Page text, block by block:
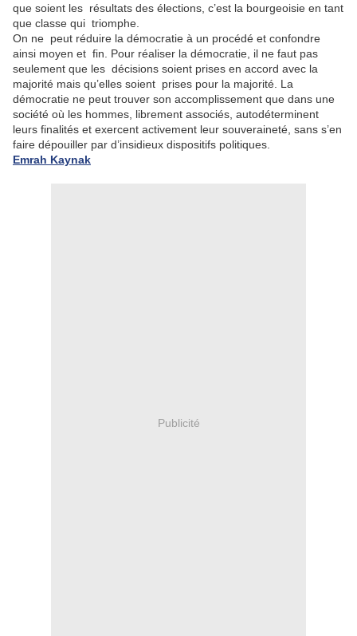
que soient les résultats des élections, c’est la bourgeoisie en tant
que classe qui triomphe.
On ne peut réduire la démocratie à un procédé et confondre
ainsi moyen et fin. Pour réaliser la démocratie, il ne faut pas
seulement que les décisions soient prises en accord avec la
majorité mais qu’elles soient prises pour la majorité. La
démocratie ne peut trouver son accomplissement que dans une
société où les hommes, librement associés, autodéterminent
leurs finalités et exercent activement leur souveraineté, sans s’en
faire dépouiller par d’insidieux dispositifs politiques.
Emrah Kaynak
Publicité